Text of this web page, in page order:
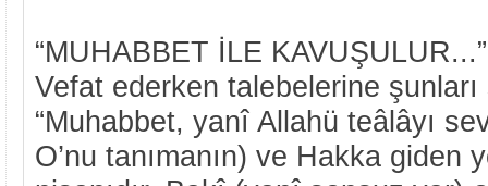
“MUHABBET İLE
Vefat ederken talebelerine
“Muhabbet, yanî Allahü teâlâyı
O’nu tanımanın) ve Hakka giden